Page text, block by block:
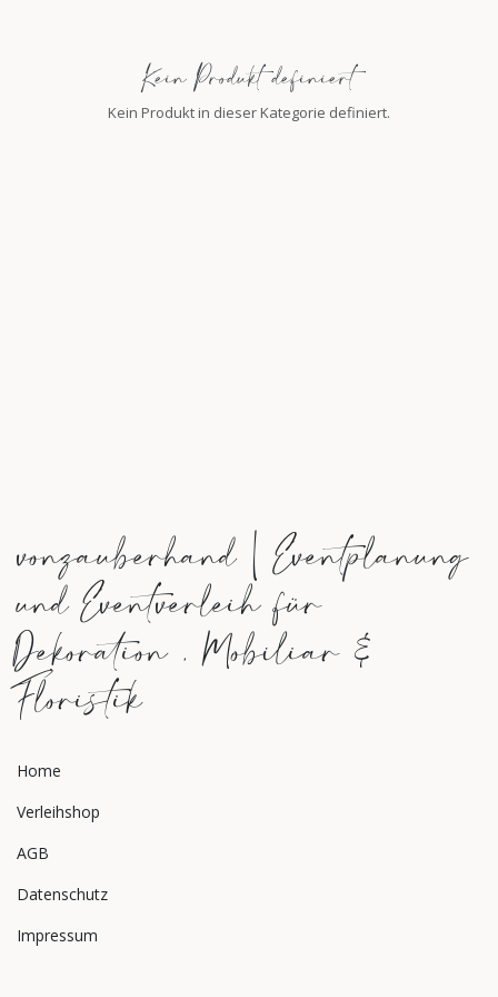
Kein Produkt definiert
Kein Produkt in dieser Kategorie definiert.
vonzauberhand | Eventplanung
und Eventverleih für
Dekoration , Mobiliar &
Floristik
Home
Verleihshop
AGB
Datenschutz
Impressum